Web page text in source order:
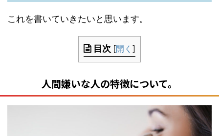
これを書いていきたいと思います。
目次 [開く ]
人間嫌いな人の特徴について。